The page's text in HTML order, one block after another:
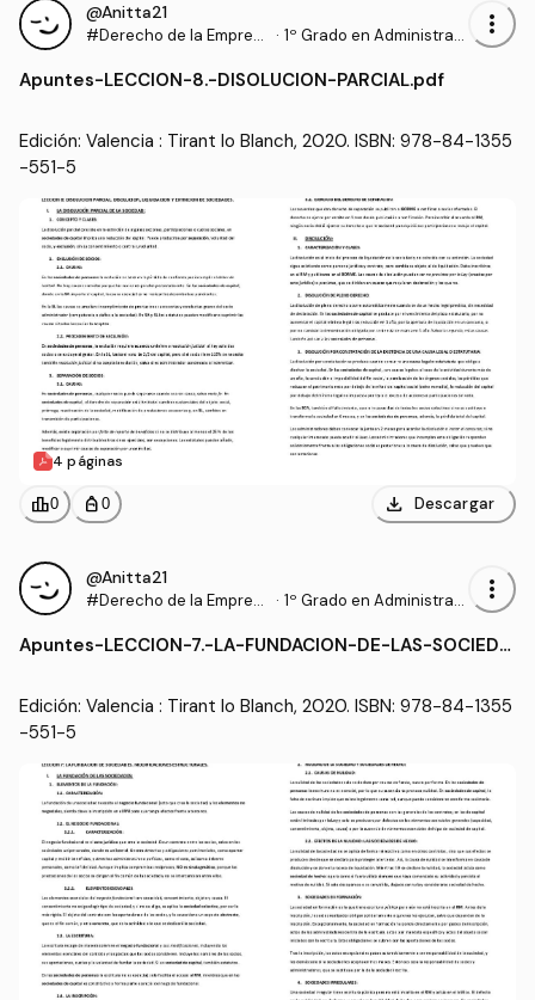
@Anitta21
#Derecho de la Empres
· 1º Grado en Administraci
sas (UA)
more_vert
Apuntes-LECCION-8.-DISOLUCION-PARCIAL.pdf
Edición: Valencia : Tirant lo Blanch, 2020. ISBN: 978-84-1355
-551-5
4 páginas
leaderboard0 personal_bag 0 download Descargar
@Anitta21
#Derecho de la Empres
· 1º Grado en Administraci
sas (UA)
more_vert
Apuntes-LECCION-7.-LA-FUNDACION-DE-LAS-SOCIEDA
Edición: Valencia : Tirant lo Blanch, 2020. ISBN: 978-84-1355
-551-5